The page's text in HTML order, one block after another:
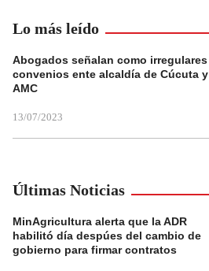
Lo más leído
Abogados señalan como irregulares
convenios ente alcaldía de Cúcuta y
AMC
13/07/2023
Últimas Noticias
MinAgricultura alerta que la ADR
habilitó día despúes del cambio de
gobierno para firmar contratos